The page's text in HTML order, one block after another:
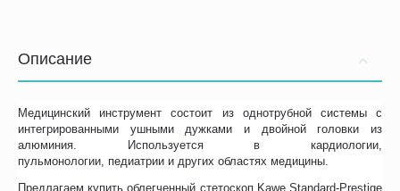
Описание
Медицинский инструмент состоит из однотрубной системы с
интегрированными ушными дужками и двойной головки из
алюминия. Используется в кардиологии,
пульмонологии, педиатрии и других областях медицины.
Предлагаем купить облегченный стетоскоп Kawe Standard-Prestige